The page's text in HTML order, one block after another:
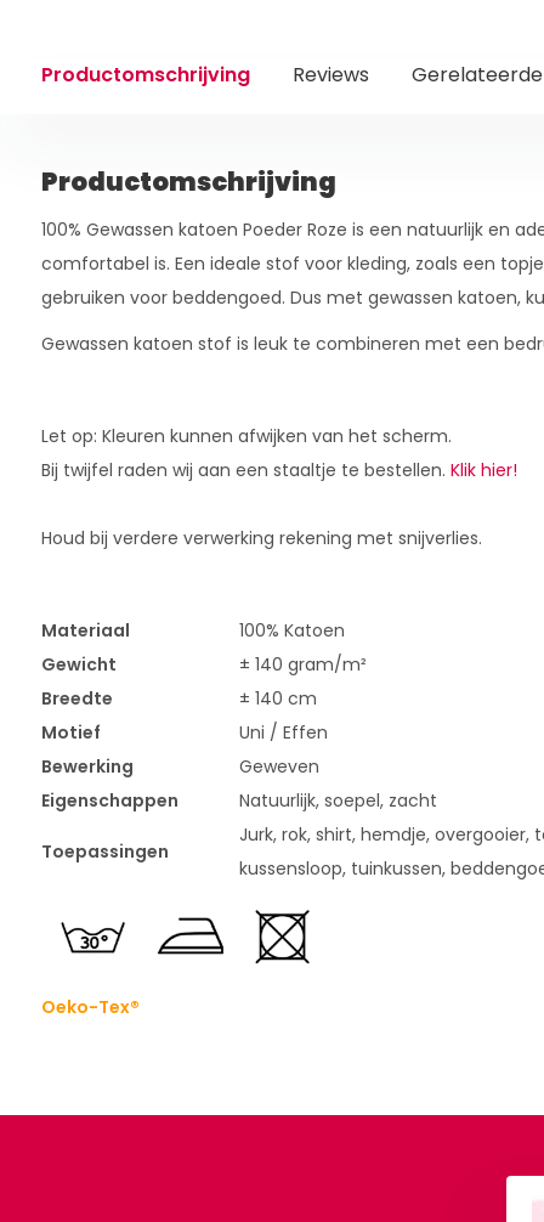
Productomschrijving Reviews
Productomschrijving
100% Gewassen katoen Poeder Roze is een natuurlijk en
comfortabel is. Een ideale stof voor kleding, zoals een
gebruiken voor beddengoed. Dus met gewassen katoen,
Gewassen katoen stof is leuk te combineren met een
Let op: Kleuren kunnen afwijken van het scherm.
Bij twijfel raden wij aan een staaltje te bestellen. Klik hier!
Houd bij verdere verwerking rekening met snijverlies.
Materiaal
100% Katoen
Gewicht
± 140 gram/m²
Breedte
± 140 cm
Motief
Uni / Effen
Bewerking
Geweven
Eigenschappen
Natuurlijk, soepel, zacht
Toepassingen
Jurk, rok, shirt, hemdje, overgooier,
kussensloop, tuinkussen,
Oeko-Tex®